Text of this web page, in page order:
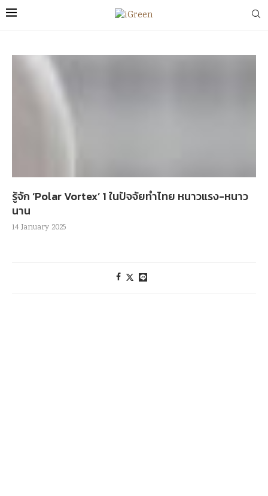
รู้จัก ‘Polar Vortex’ 1 ในปัจจัยทำไทย หนาวแรง-หนาว
นาน
14 January 2025